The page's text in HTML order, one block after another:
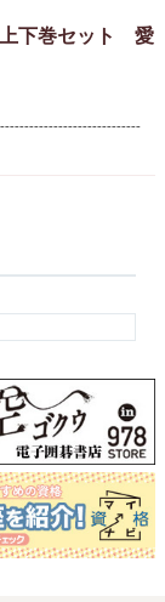
上下巻セット 愛